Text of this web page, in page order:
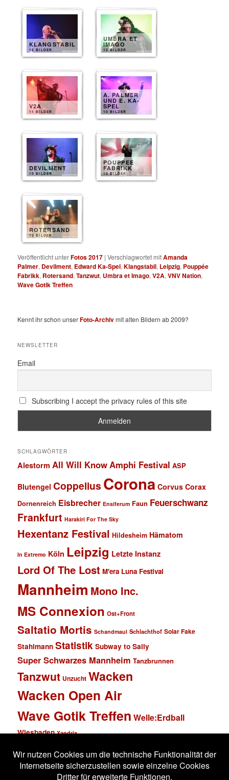
KLANGSTABIL
12 BILDER
UMBRA ET
IMAGO
12 BILDER
V2A
11 BILDER
A. PALMER
UND E. KA-
SPEL
10 BILDER
DEVILMENT
10 BILDER
POUPPEE
FABRIKK
10 BILDER
ROTERSAND
10 BILDER
Veröffentlicht unterFotos 2017 |Verschlagwortet mitAmanda
Palmer, Devilment, Edward Ka-Spel,Klangstabil, Leipzig, Pouppée
Fabrikk, Rotersand,Tanzwut, Umbra et Imago,V2A,VNV Nation,
Wave Gotik Treffen
Kennt ihr schon unserFoto-Archivmit alten Bildern ab 2009?
NEWSLETTER
Email
Subscribing I accept the privacy rules of this site
SCHLAGWÖRTER
Alestorm All Will KnowAmphi Festival ASP
Blutengel Coppelius Corona Corvus Corax
Dornenreich Eisbrecher Ensiferum Faun Feuerschwanz
Frankfurt Harakiri For The Sky
Hexentanz Festival Hildesheim Hämatom
In Extremo Köln Leipzig Letzte Instanz
Lord Of The Lost M'era Luna Festival
Mannheim Mono Inc.
MS Connexion Ost+Front
Saltatio Mortis Schandmaul Schlachthof Solar Fake
Stahlmann Statistik Subway to Sally
Super Schwarzes Mannheim Tanzbrunnen
Tanzwut Unzucht Wacken
Wacken Open Air
Wave Gotik Treffen Welle:Erdball
Wiesbaden Xandria
Impressum